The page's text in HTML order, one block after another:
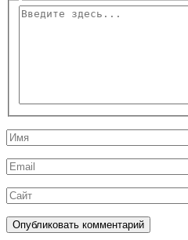
Введите
Имя
Email
Сайт